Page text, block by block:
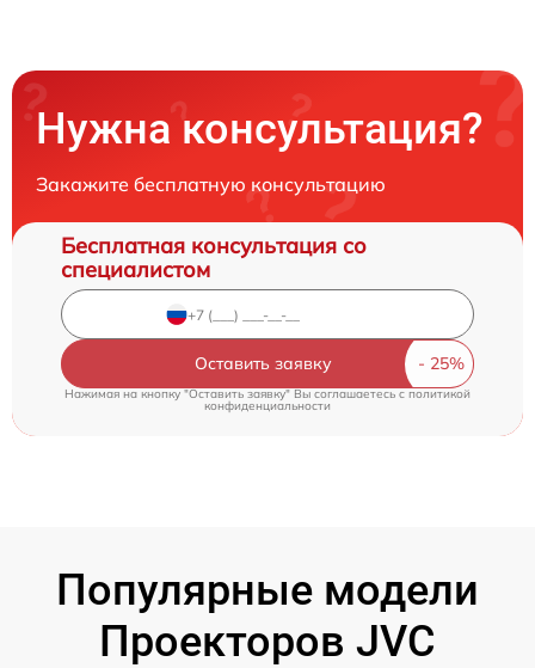
Нужна консультация?
Закажите бесплатную консультацию
Бесплатная консультация со
специалистом
Оставить заявку
Нажимая на кнопку "Оставить заявку" Вы соглашаетесь cполитикой
конфиденциальности
Популярные модели
Проекторов JVC